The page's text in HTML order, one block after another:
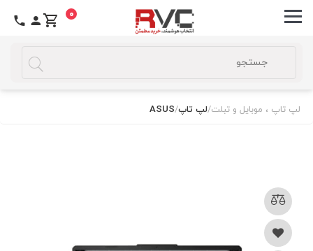
0
لپ تاپ ، موبایل و تبلت/لپ تاپ/
ASUS